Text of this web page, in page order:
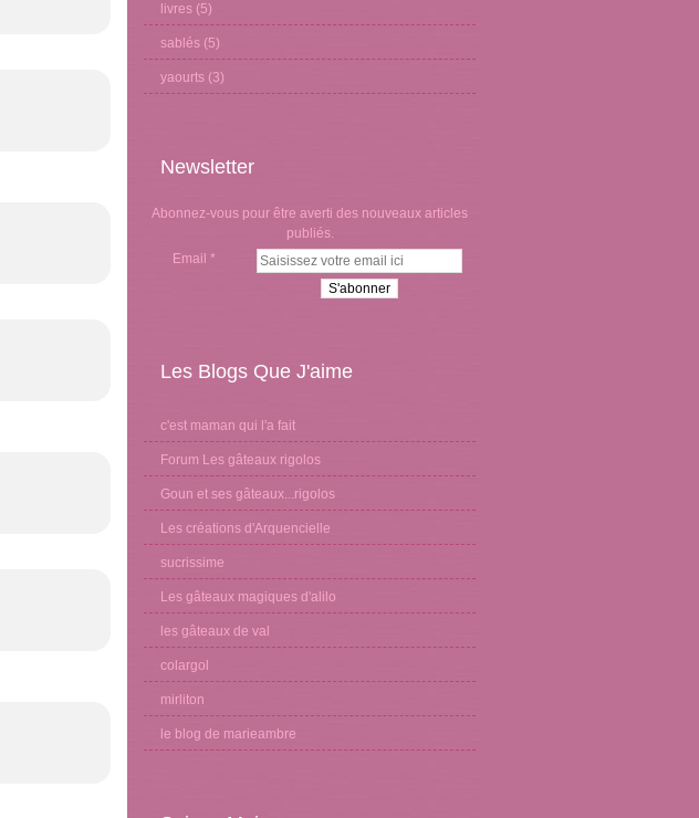
livres (5)
sablés (5)
yaourts (3)
Newsletter
Abonnez-vous pour être averti des nouveaux articles
publiés.
Email
Les Blogs Que J'aime
c'est maman qui l'a fait
Forum Les gâteaux rigolos
Goun et ses gâteaux...rigolos
Les créations d'Arquencielle
sucrissime
Les gâteaux magiques d'alilo
les gâteaux de val
colargol
mirliton
le blog de marieambre